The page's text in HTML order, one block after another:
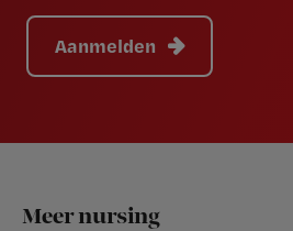
Aanmelden
Footer
Meer nursing